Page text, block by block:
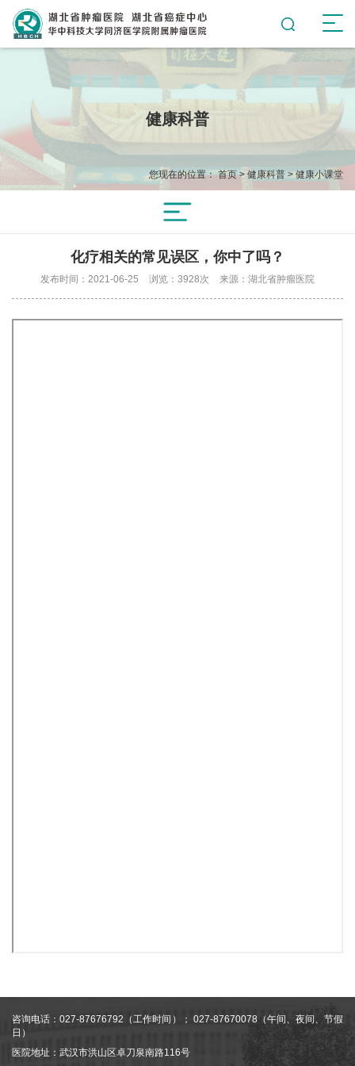
健康科普
您现在的位置： 首页> 健康科普 >健康小课堂
化疗相关的常见误区，你中了吗？
发布时间：2021-06-25 浏览：3928次 来源：湖北省肿瘤医院
咨询电话：027-87676792（工作时间）； 027-87670078（午间、夜间、节假
日）
医院地址：武汉市洪山区卓刀泉南路116号